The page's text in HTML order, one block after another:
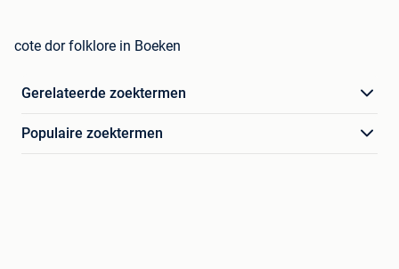
cote dor folklore in Boeken
Gerelateerde zoektermen
Populaire zoektermen